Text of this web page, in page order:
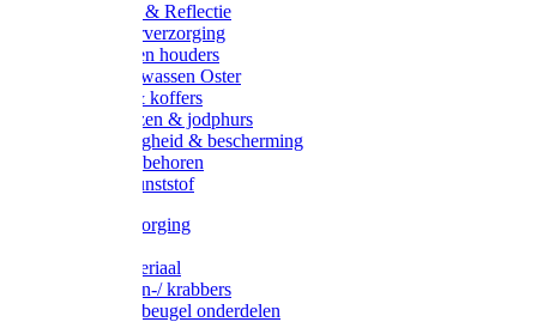
Verlichting & Reflectie
Rapide leerverzorging
Likstenen en houders
Poetsen & wassen Oster
Poetssets & koffers
Ruiter laarzen & jodphurs
Ruiter veiligheid & bescherming
Ruiter - toebehoren
Voerbak kunststof
Klauwverzorging
Injectiemateriaal
Hoefmessen-/ krabbers
Hoefbekapbeugel onderdelen